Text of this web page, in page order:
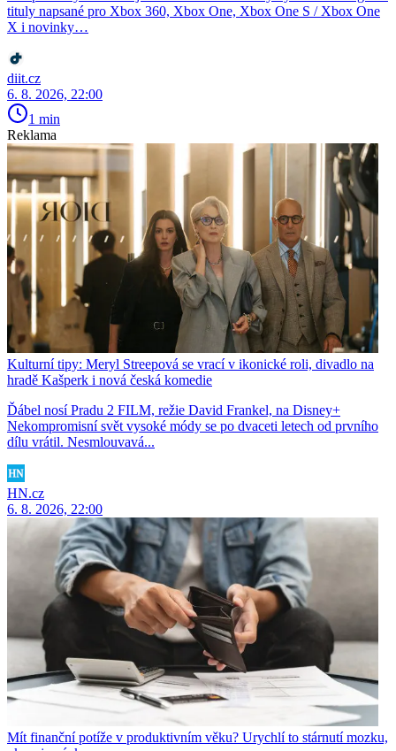
tituly napsané pro Xbox 360, Xbox One, Xbox One S / Xbox One
X i novinky…
diit.cz
6. 8. 2026, 22:00
1 min
Reklama
Kulturní tipy: Meryl Streepová se vrací v ikonické roli, divadlo na
hradě Kašperk i nová česká komedie
Ďábel nosí Pradu 2 FILM, režie David Frankel, na Disney+
Nekompromisní svět vysoké módy se po dvaceti letech od prvního
dílu vrátil. Nesmlouvavá...
HN.cz
6. 8. 2026, 22:00
Mít finanční potíže v produktivním věku? Urychlí to stárnutí mozku,